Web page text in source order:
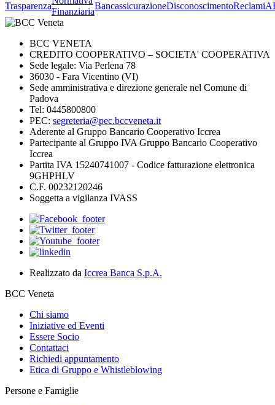
Trasparenza
Finanziaria
BancassicurazioneDisconoscimentoReclami
BCC VENETA
CREDITO COOPERATIVO – SOCIETA' COOPERATIVA
Sede legale: Via Perlena 78
36030 - Fara Vicentino (VI)
Sede amministrativa e direzione generale nel Comune di
Padova
Tel: 0445800800
PEC: segreteria@pec.bccveneta.it
Aderente al Gruppo Bancario Cooperativo Iccrea
Partecipante al Gruppo IVA Gruppo Bancario Cooperativo
Iccrea
Partita IVA 15240741007 - Codice fatturazione elettronica
9GHPHLV
C.F. 00232120246
Soggetta a vigilanza IVASS
Realizzato da Iccrea Banca S.p.A.
BCC Veneta
Chi siamo
Iniziative ed Eventi
Essere Socio
Contattaci
Richiedi appuntamento
Etica di Gruppo e Whistleblowing
Persone e Famiglie